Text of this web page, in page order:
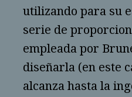
utilizando para su
serie de
empleada por
diseñarla (en este
alcanza hasta la